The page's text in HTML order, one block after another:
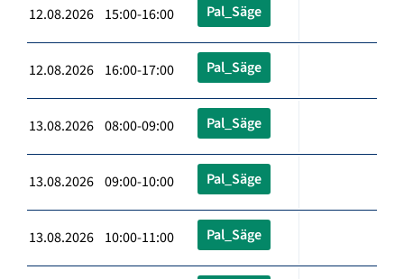
12.08.2026 15:00-16:00 Pal_Säge
12.08.2026 16:00-17:00 Pal_Säge
13.08.2026 08:00-09:00 Pal_Säge
13.08.2026 09:00-10:00 Pal_Säge
13.08.2026 10:00-11:00 Pal_Säge